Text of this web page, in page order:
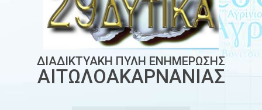
ΔΙΑΔΙΚΤΥΑΚΗ ΠΥΛΗ ΕΝΗΜΕΡΩΣΗΣ
ΑΙΤΩΛΟΑΚΑΡΝΑΝΙΑΣ